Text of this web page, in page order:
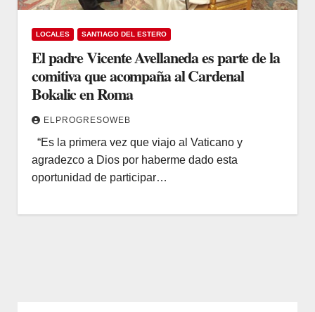
LOCALES SANTIAGO DEL ESTERO
El padre Vicente Avellaneda es parte de la
comitiva que acompaña al Cardenal
Bokalic en Roma
ELPROGRESOWEB
“Es la primera vez que viajo al Vaticano y
agradezco a Dios por haberme dado esta
oportunidad de participar…